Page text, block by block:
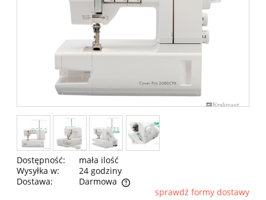
Dostępność:
mała ilość
Wysyłka w:
24 godziny
Dostawa:
Darmowa
Cena nie zawiera ewentualnych kosztów płatności
sprawdź formy dostawy